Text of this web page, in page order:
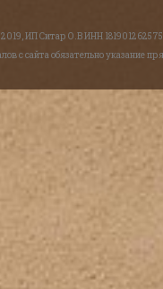
ИП Ситар О.В ИНН
с сайта обязательно указание